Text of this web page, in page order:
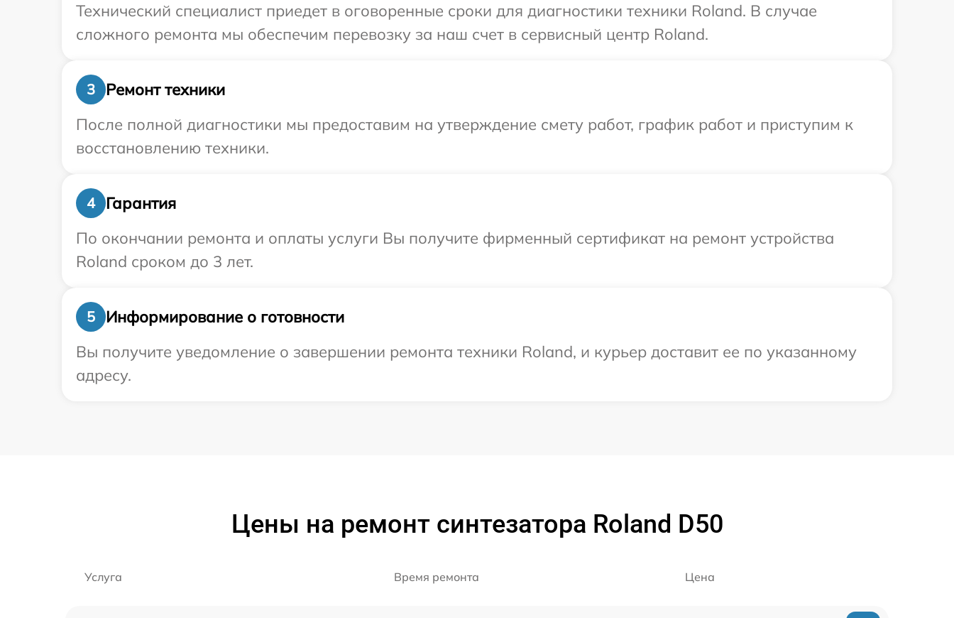
Технический специалист приедет в оговоренные сроки для диагностики техники Roland. В случае
сложного ремонта мы обеспечим перевозку за наш счет в сервисный центр Roland.
3
Ремонт техники
После полной диагностики мы предоставим на утверждение смету работ, график работ и приступим к
восстановлению техники.
4
Гарантия
По окончании ремонта и оплаты услуги Вы получите фирменный сертификат на ремонт устройства
Roland сроком до 3 лет.
5
Информирование о готовности
Вы получите уведомление о завершении ремонта техники Roland, и курьер доставит ее по указанному
адресу.
Цены на ремонт синтезатора Roland D50
Услуга Время ремонта Цена